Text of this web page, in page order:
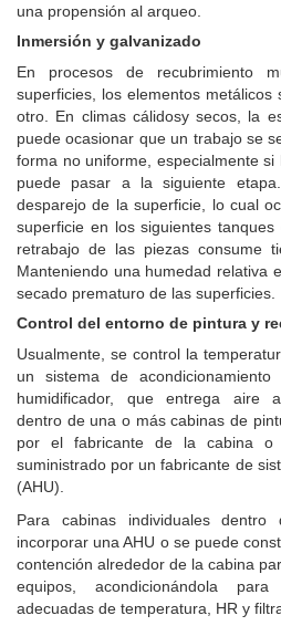
una propensión al arqueo.
Inmersión y galvanizado
En procesos de recubrimiento
superficies, los elementos
otro. En climas cálidosy secos, la
puede ocasionar que un trabajo se
forma no uniforme, especialmente
puede pasar a la siguiente
desparejo de la superficie, lo cual
superficie en los siguientes
retrabajo de las piezas consume
Manteniendo una humedad relativa
secado prematuro de las superficies.
Control del entorno de pintura y
Usualmente, se control la
un sistema de
humidificador, que entrega aire
dentro de una o más cabinas de
por el fabricante de la cabina o
suministrado por un fabricante de
(AHU).
Para cabinas individuales
incorporar una AHU o se puede
contención alrededor de la cabina
equipos, acondicionándola
adecuadas de temperatura, HR y